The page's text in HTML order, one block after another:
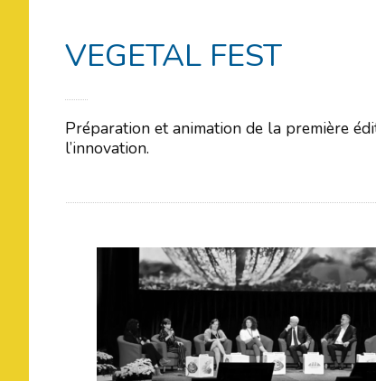
VEGETAL FEST
Préparation et animation de la première
l’innovation.